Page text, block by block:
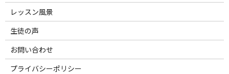
レッスン風景
生徒の声
お問い合わせ
プライバシーポリシー